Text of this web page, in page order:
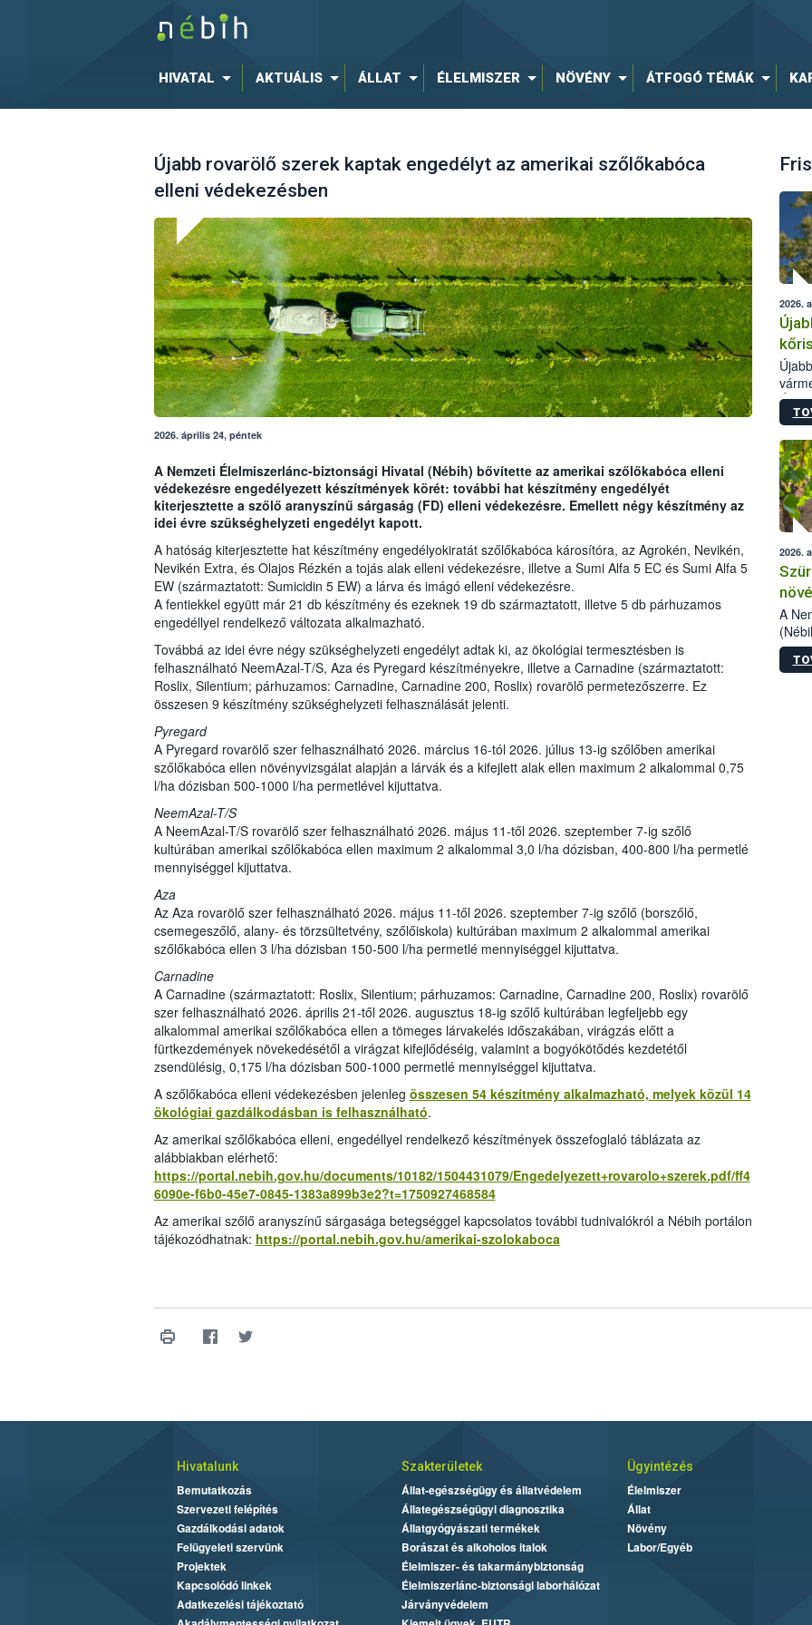
HIVATAL AKTUÁLIS ÁLLAT ÉLELMISZER NÖVÉNY ÁTFOGÓ TÉMÁK
Újabb rovarölő szerek kaptak engedélyt az amerikai szőlőkabóca
elleni védekezésben
2026. április 24, péntek
A Nemzeti Élelmiszerlánc-biztonsági Hivatal (Nébih) bővítette az amerikai szőlőkabóca elleni
védekezésre engedélyezett készítmények körét: további hat készítmény engedélyét
kiterjesztette a szőlő aranyszínű sárgaság (FD) elleni védekezésre. Emellett négy készítmény az
idei évre szükséghelyzeti engedélyt kapott.
A hatóság kiterjesztette hat készítmény engedélyokiratát szőlőkabóca károsítóra, az Agrokén, Nevikén,
Nevikén Extra, és Olajos Rézkén a tojás alak elleni védekezésre, illetve a Sumi Alfa 5 EC és Sumi Alfa 5
EW (származtatott: Sumicidin 5 EW) a lárva és imágó elleni védekezésre.
A fentiekkel együtt már 21 db készítmény és ezeknek 19 db származtatott, illetve 5 db párhuzamos
engedéllyel rendelkező változata alkalmazható.
Továbbá az idei évre négy szükséghelyzeti engedélyt adtak ki, az ökológiai termesztésben is
felhasználható NeemAzal-T/S, Aza és Pyregard készítményekre, illetve a Carnadine (származtatott:
Roslix, Silentium; párhuzamos: Carnadine, Carnadine 200, Roslix) rovarölő permetezőszerre. Ez
összesen 9 készítmény szükséghelyzeti felhasználását jelenti.
Pyregard
A Pyregard rovarölő szer felhasználható 2026. március 16-tól 2026. július 13-ig szőlőben amerikai
szőlőkabóca ellen növényvizsgálat alapján a lárvák és a kifejlett alak ellen maximum 2 alkalommal 0,75
l/ha dózisban 500-1000 l/ha permetlével kijuttatva.
NeemAzal-T/S
A NeemAzal-T/S rovarölő szer felhasználható 2026. május 11-től 2026. szeptember 7-ig szőlő
kultúrában amerikai szőlőkabóca ellen maximum 2 alkalommal 3,0 l/ha dózisban, 400-800 l/ha permetlé
mennyiséggel kijuttatva.
Aza
Az Aza rovarölő szer felhasználható 2026. május 11-től 2026. szeptember 7-ig szőlő (borszőlő,
csemegeszőlő, alany- és törzsültetvény, szőlőiskola) kultúrában maximum 2 alkalommal amerikai
szőlőkabóca ellen 3 l/ha dózisban 150-500 l/ha permetlé mennyiséggel kijuttatva.
Carnadine
A Carnadine (származtatott: Roslix, Silentium; párhuzamos: Carnadine, Carnadine 200, Roslix) rovarölő
szer felhasználható 2026. április 21-től 2026. augusztus 18-ig szőlő kultúrában legfeljebb egy
alkalommal amerikai szőlőkabóca ellen a tömeges lárvakelés időszakában, virágzás előtt a
fürtkezdemények növekedésétől a virágzat kifejlődéséig, valamint a bogyókötődés kezdetétől
zsendülésig, 0,175 l/ha dózisban 500-1000 permetlé mennyiséggel kijuttatva.
A szőlőkabóca elleni védekezésben jelenleg összesen 54 készítmény alkalmazható, melyek közül 14
ökológiai gazdálkodásban is felhasználható.
Az amerikai szőlőkabóca elleni, engedéllyel rendelkező készítmények összefoglaló táblázata az
alábbiakban elérhető:
https://portal.nebih.gov.hu/documents/10182/1504431079/Engedelyezett+rovarolo+szerek.pdf/ff4
6090e-f6b0-45e7-0845-1383a899b3e2?t=1750927468584
Az amerikai szőlő aranyszínű sárgasága betegséggel kapcsolatos további tudnivalókról a Nébih portálon
tájékozódhatnak: https://portal.nebih.gov.hu/amerikai-szolokaboca
2026.
2026.
A
Hivatalunk
Bemutatkozás
Szervezeti felépítés
Gazdálkodási adatok
Felügyeleti szervünk
Projektek
Kapcsolódó linkek
Adatkezelési tájékoztató
Szakterületek
Állat-egészségügy és állatvédelem
Állategészségügyi diagnosztika
Állatgyógyászati termékek
Borászat és alkoholos italok
Élelmiszer- és takarmánybiztonság
Élelmiszerlánc-biztonsági laborhálózat
Járványvédelem
Ügyintézés
Élelmiszer
Állat
Növény
Labor/Egyéb